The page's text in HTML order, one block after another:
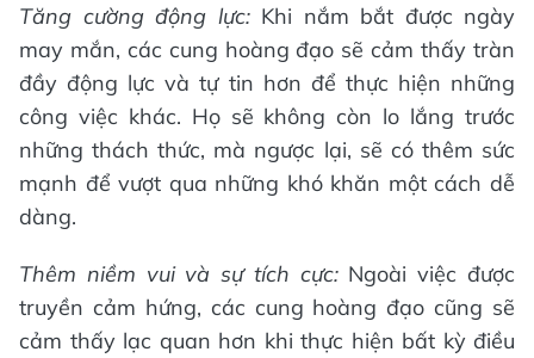
Tăng cường động lực:Khi nắm bắt được ngày
may mắn, các cung hoàng đạo sẽ cảm thấy tràn
đầy động lực và tự tin hơn để thực hiện những
công việc khác. Họ sẽ không còn lo lắng trước
những thách thức, mà ngược lại, sẽ có thêm sức
mạnh để vượt qua những khó khăn một cách dễ
dàng.
Thêm niềm vui và sự tích cực: Ngoài việc được
truyền cảm hứng, các cung hoàng đạo cũng sẽ
cảm thấy lạc quan hơn khi thực hiện bất kỳ điều